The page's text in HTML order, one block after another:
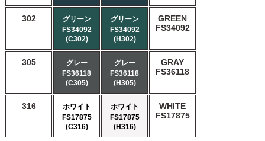
302
グリーン
FS34092
(C302)
グリーン
FS34092
(H302)
GREEN
FS34092
305
グレー
FS36118
(C305)
グレー
FS36118
(H305)
GRAY
FS36118
316
ホワイト
FS17875
(C316)
ホワイト
FS17875
(H316)
WHITE
FS17875